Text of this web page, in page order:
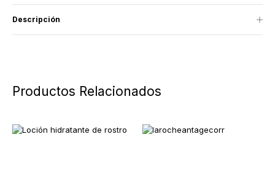
Descripción
Productos Relacionados